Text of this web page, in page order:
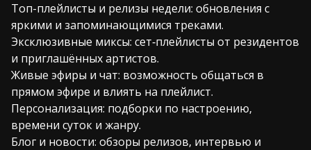
Топ-плейлисты и релизы недели: обновления с
яркими и запоминающимися треками.
Эксклюзивные миксы: сет‑плейлисты от резидентов
и приглашённых артистов.
Живые эфиры и чат: возможность общаться в
прямом эфире и влиять на плейлист.
Персонализация: подборки по настроению,
времени суток и жанру.
Блог и новости: обзоры релизов, интервью и